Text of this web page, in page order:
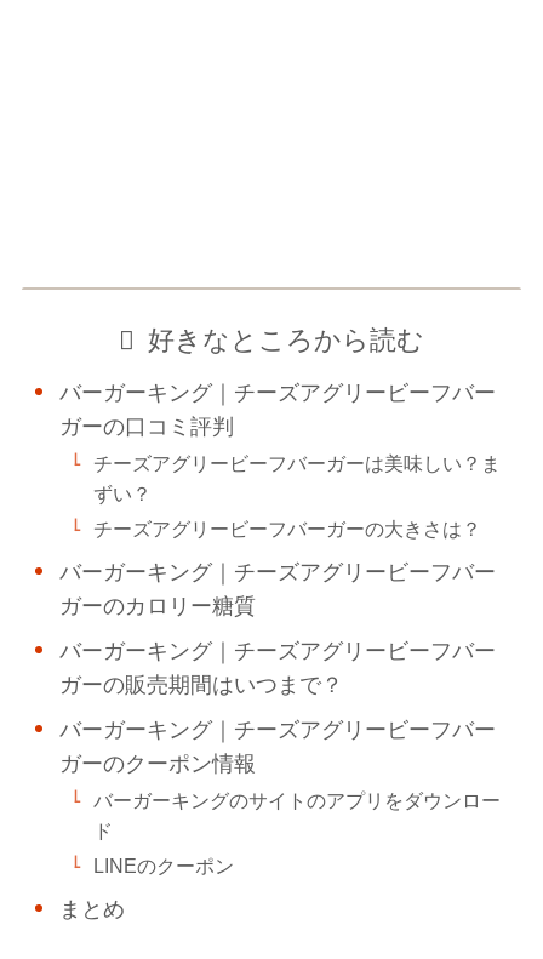
好きなところから読む
バーガーキング｜チーズアグリービーフバー
ガーの口コミ評判
チーズアグリービーフバーガーは美味しい？ま
ずい？
チーズアグリービーフバーガーの大きさは？
バーガーキング｜チーズアグリービーフバー
ガーのカロリー糖質
バーガーキング｜チーズアグリービーフバー
ガーの販売期間はいつまで？
バーガーキング｜チーズアグリービーフバー
ガーのクーポン情報
バーガーキングのサイトのアプリをダウンロー
ド
LINEのクーポン
まとめ